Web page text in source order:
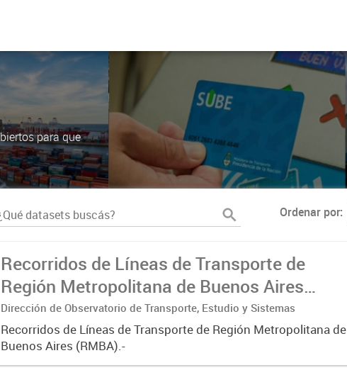
para que
Ordenar por
Recorridos de Líneas de Transporte de
Región Metropolitana de Buenos Aires
(RMBA)
Dirección de Observatorio de Transporte, Estudio y Sistemas
Recorridos de Líneas de Transporte de Región Metropolitana de
Buenos Aires (RMBA).-